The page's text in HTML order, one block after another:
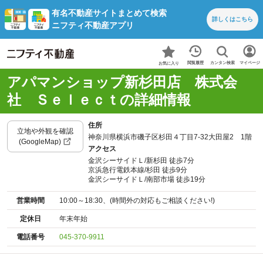
有名不動産サイトまとめて検索
ニフティ不動産アプリ
詳しくはこちら
お気に入り 閲覧履歴 カンタン検索 マイページ
アパマンショップ新杉田店 株式会
社 Ｓｅｌｅｃｔの詳細情報
立地や外観を確認
(GoogleMap)
住所
神奈川県横浜市磯子区杉田４丁目7-32大田屋2 1階
アクセス
金沢シーサイドＬ/新杉田 徒歩7分
京浜急行電鉄本線/杉田 徒歩9分
金沢シーサイドＬ/南部市場 徒歩19分
営業時間 10:00～18:30、(時間外の対応もご相談ください!)
定休日 年末年始
電話番号 045-370-9911